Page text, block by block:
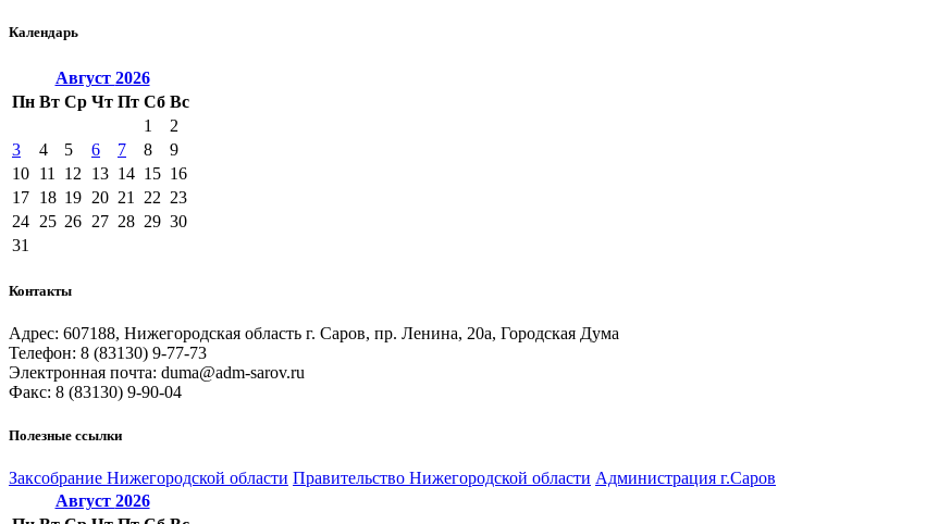
Календарь
Август 2026
Пн Вт Ср Чт Пт Сб Вс
1
2
3
4 5 6 7 8
9
10 11 12 13 14 15 16
17 18 19 20 21 22 23
24 25 26 27 28 29 30
31
Контакты
Адрес: 607188, Нижегородская область г. Саров, пр. Ленина, 20а, Городская Дума
Телефон: 8 (83130) 9-77-73
Электронная почта: duma@adm-sarov.ru
Факс: 8 (83130) 9-90-04
Полезные ссылки
Закcобрание Нижегородской области Правительство Нижегородской области Администрация г.Саров
Август 2026